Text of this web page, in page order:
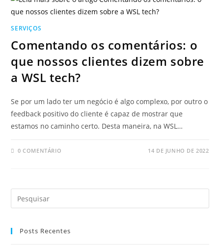
SERVIÇOS
Comentando os comentários: o
que nossos clientes dizem sobre
a WSL tech?
Se por um lado ter um negócio é algo complexo, por outro o
feedback positivo do cliente é capaz de mostrar que
estamos no caminho certo. Desta maneira, na WSL…
0 COMENTÁRIO 14 DE JUNHO DE 2022
Posts Recentes